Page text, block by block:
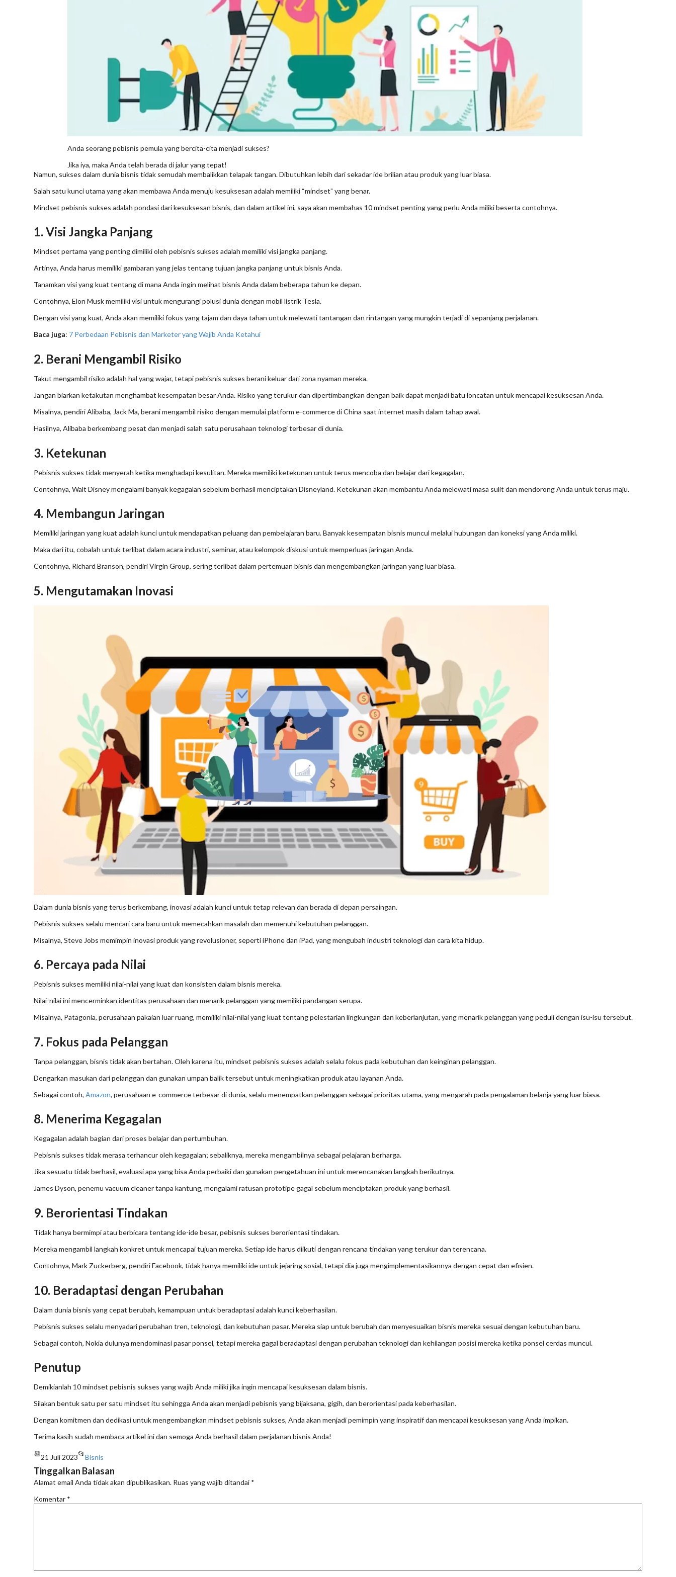
Anda seorang pebisnis pemula yang bercita-cita menjadi sukses?
Jika iya, maka Anda telah berada di jalur yang tepat!
Namun, sukses dalam dunia bisnis tidak semudah membalikkan telapak tangan. Dibutuhkan lebih dari sekadar ide brilian atau produk yang luar biasa.
Salah satu kunci utama yang akan membawa Anda menuju kesuksesan adalah memiliki “mindset” yang benar.
Mindset pebisnis sukses adalah pondasi dari kesuksesan bisnis, dan dalam artikel ini, saya akan membahas 10 mindset penting yang perlu Anda miliki beserta contohnya.
1. Visi Jangka Panjang
Mindset pertama yang penting dimiliki oleh pebisnis sukses adalah memiliki visi jangka panjang.
Artinya, Anda harus memiliki gambaran yang jelas tentang tujuan jangka panjang untuk bisnis Anda.
Tanamkan visi yang kuat tentang di mana Anda ingin melihat bisnis Anda dalam beberapa tahun ke depan.
Contohnya, Elon Musk memiliki visi untuk mengurangi polusi dunia dengan mobil listrik Tesla.
Dengan visi yang kuat, Anda akan memiliki fokus yang tajam dan daya tahan untuk melewati tantangan dan rintangan yang mungkin terjadi di sepanjang perjalanan.
Baca juga: 7 Perbedaan Pebisnis dan Marketer yang Wajib Anda Ketahui
2. Berani Mengambil Risiko
Takut mengambil risiko adalah hal yang wajar, tetapi pebisnis sukses berani keluar dari zona nyaman mereka.
Jangan biarkan ketakutan menghambat kesempatan besar Anda. Risiko yang terukur dan dipertimbangkan dengan baik dapat menjadi batu loncatan untuk mencapai kesuksesan Anda.
Misalnya, pendiri Alibaba, Jack Ma, berani mengambil risiko dengan memulai platform e-commerce di China saat internet masih dalam tahap awal.
Hasilnya, Alibaba berkembang pesat dan menjadi salah satu perusahaan teknologi terbesar di dunia.
3. Ketekunan
Pebisnis sukses tidak menyerah ketika menghadapi kesulitan. Mereka memiliki ketekunan untuk terus mencoba dan belajar dari kegagalan.
Contohnya, Walt Disney mengalami banyak kegagalan sebelum berhasil menciptakan Disneyland. Ketekunan akan membantu Anda melewati masa sulit dan mendorong Anda untuk terus maju.
4. Membangun Jaringan
Memiliki jaringan yang kuat adalah kunci untuk mendapatkan peluang dan pembelajaran baru. Banyak kesempatan bisnis muncul melalui hubungan dan koneksi yang Anda miliki.
Maka dari itu, cobalah untuk terlibat dalam acara industri, seminar, atau kelompok diskusi untuk memperluas jaringan Anda.
Contohnya, Richard Branson, pendiri Virgin Group, sering terlibat dalam pertemuan bisnis dan mengembangkan jaringan yang luar biasa.
5. Mengutamakan Inovasi
Dalam dunia bisnis yang terus berkembang, inovasi adalah kunci untuk tetap relevan dan berada di depan persaingan.
Pebisnis sukses selalu mencari cara baru untuk memecahkan masalah dan memenuhi kebutuhan pelanggan.
Misalnya, Steve Jobs memimpin inovasi produk yang revolusioner, seperti iPhone dan iPad, yang mengubah industri teknologi dan cara kita hidup.
6. Percaya pada Nilai
Pebisnis sukses memiliki nilai-nilai yang kuat dan konsisten dalam bisnis mereka.
Nilai-nilai ini mencerminkan identitas perusahaan dan menarik pelanggan yang memiliki pandangan serupa.
Misalnya, Patagonia, perusahaan pakaian luar ruang, memiliki nilai-nilai yang kuat tentang pelestarian lingkungan dan keberlanjutan, yang menarik pelanggan yang peduli dengan isu-isu tersebut.
7. Fokus pada Pelanggan
Tanpa pelanggan, bisnis tidak akan bertahan. Oleh karena itu, mindset pebisnis sukses adalah selalu fokus pada kebutuhan dan keinginan pelanggan.
Dengarkan masukan dari pelanggan dan gunakan umpan balik tersebut untuk meningkatkan produk atau layanan Anda.
Sebagai contoh,Amazon, perusahaan e-commerce terbesar di dunia, selalu menempatkan pelanggan sebagai prioritas utama, yang mengarah pada pengalaman belanja yang luar biasa.
8. Menerima Kegagalan
Kegagalan adalah bagian dari proses belajar dan pertumbuhan.
Pebisnis sukses tidak merasa terhancur oleh kegagalan; sebaliknya, mereka mengambilnya sebagai pelajaran berharga.
Jika sesuatu tidak berhasil, evaluasi apa yang bisa Anda perbaiki dan gunakan pengetahuan ini untuk merencanakan langkah berikutnya.
James Dyson, penemu vacuum cleaner tanpa kantung, mengalami ratusan prototipe gagal sebelum menciptakan produk yang berhasil.
9. Berorientasi Tindakan
Tidak hanya bermimpi atau berbicara tentang ide-ide besar, pebisnis sukses berorientasi tindakan.
Mereka mengambil langkah konkret untuk mencapai tujuan mereka. Setiap ide harus diikuti dengan rencana tindakan yang terukur dan terencana.
Contohnya, Mark Zuckerberg, pendiri Facebook, tidak hanya memiliki ide untuk jejaring sosial, tetapi dia juga mengimplementasikannya dengan cepat dan efisien.
10. Beradaptasi dengan Perubahan
Dalam dunia bisnis yang cepat berubah, kemampuan untuk beradaptasi adalah kunci keberhasilan.
Pebisnis sukses selalu menyadari perubahan tren, teknologi, dan kebutuhan pasar. Mereka siap untuk berubah dan menyesuaikan bisnis mereka sesuai dengan kebutuhan baru.
Sebagai contoh, Nokia dulunya mendominasi pasar ponsel, tetapi mereka gagal beradaptasi dengan perubahan teknologi dan kehilangan posisi mereka ketika ponsel cerdas muncul.
Penutup
Demikianlah 10 mindset pebisnis sukses yang wajib Anda miliki jika ingin mencapai kesuksesan dalam bisnis.
Silakan bentuk satu per satu mindset itu sehingga Anda akan menjadi pebisnis yang bijaksana, gigih, dan berorientasi pada keberhasilan.
Dengan komitmen dan dedikasi untuk mengembangkan mindset pebisnis sukses, Anda akan menjadi pemimpin yang inspiratif dan mencapai kesuksesan yang Anda impikan.
Terima kasih sudah membaca artikel ini dan semoga Anda berhasil dalam perjalanan bisnis Anda!
📆21 Juli 2023📂Bisnis
Tinggalkan Balasan
Alamat email Anda tidak akan dipublikasikan. Ruas yang wajib ditandai *
Komentar *